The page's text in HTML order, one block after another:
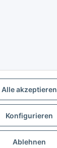
Alle akzeptieren
Konfigurieren
Ablehnen